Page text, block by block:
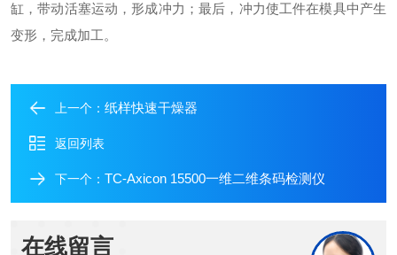
缸，带动活塞运动，形成冲力；最后，冲力使工件在模具中产生
变形，完成加工。
上一个： 纸样快速干燥器
返回列表
下一个： TC-Axicon 15500一维二维条码检测仪
在线留言